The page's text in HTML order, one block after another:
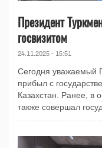
Президент
госвизитом
24.11.2025 - 15:51
Сегодня уважаемый
прибыл с
Казахстан. Ранее, в
также совершал